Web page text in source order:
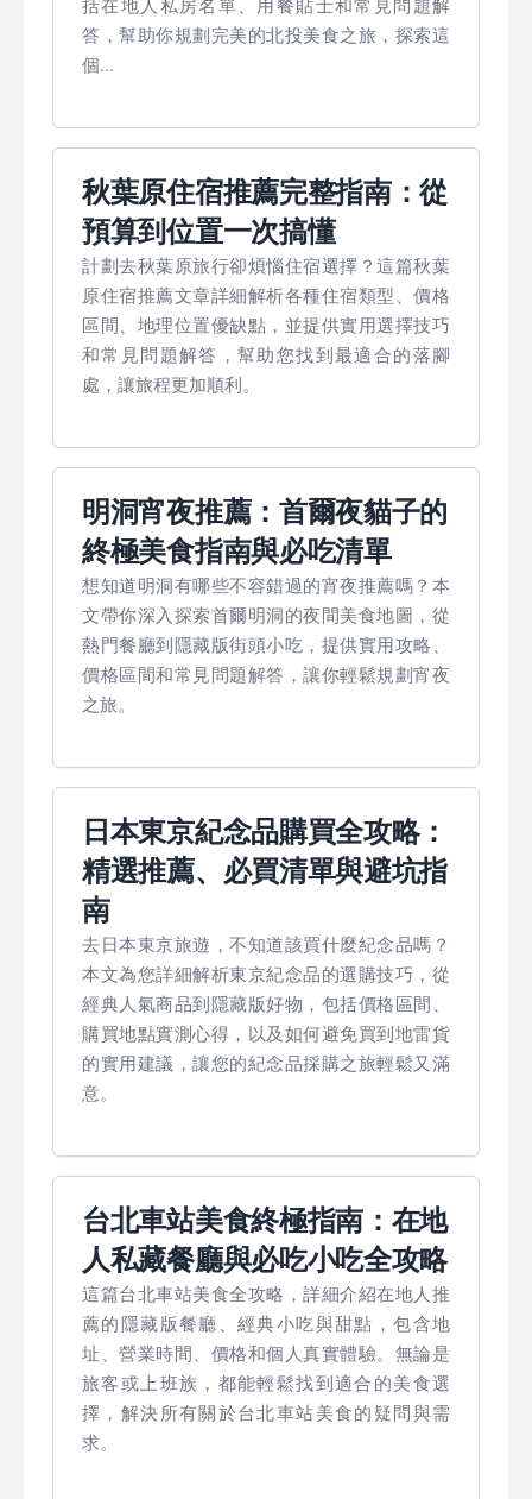
括在地人私房名單、用餐貼士和常見問題解
答，幫助你規劃完美的北投美食之旅，探索這
個...
秋葉原住宿推薦完整指南：從
預算到位置一次搞懂
計劃去秋葉原旅行卻煩惱住宿選擇？這篇秋葉
原住宿推薦文章詳細解析各種住宿類型、價格
區間、地理位置優缺點，並提供實用選擇技巧
和常見問題解答，幫助您找到最適合的落腳
處，讓旅程更加順利。
明洞宵夜推薦：首爾夜貓子的
終極美食指南與必吃清單
想知道明洞有哪些不容錯過的宵夜推薦嗎？本
文帶你深入探索首爾明洞的夜間美食地圖，從
熱門餐廳到隱藏版街頭小吃，提供實用攻略、
價格區間和常見問題解答，讓你輕鬆規劃宵夜
之旅。
日本東京紀念品購買全攻略：
精選推薦、必買清單與避坑指
南
去日本東京旅遊，不知道該買什麼紀念品嗎？
本文為您詳細解析東京紀念品的選購技巧，從
經典人氣商品到隱藏版好物，包括價格區間、
購買地點實測心得，以及如何避免買到地雷貨
的實用建議，讓您的紀念品採購之旅輕鬆又滿
意。
台北車站美食終極指南：在地
人私藏餐廳與必吃小吃全攻略
這篇台北車站美食全攻略，詳細介紹在地人推
薦的隱藏版餐廳、經典小吃與甜點，包含地
址、營業時間、價格和個人真實體驗。無論是
旅客或上班族，都能輕鬆找到適合的美食選
擇，解決所有關於台北車站美食的疑問與需
求。